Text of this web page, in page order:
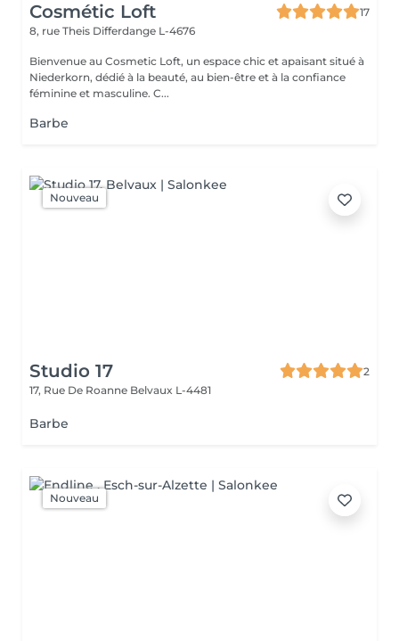
Cosmétic Loft
17
8, rue Theis Differdange L-4676
Bienvenue au Cosmetic Loft, un espace chic et apaisant situé à
Niederkorn, dédié à la beauté, au bien-être et à la confiance
féminine et masculine. C...
Barbe
Nouveau
Studio 17
2
17, Rue De Roanne Belvaux L-4481
Barbe
Nouveau